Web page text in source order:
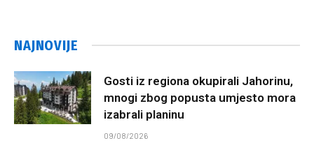
NAJNOVIJE
Gosti iz regiona okupirali Jahorinu,
mnogi zbog popusta umjesto mora
izabrali planinu
09/08/2026